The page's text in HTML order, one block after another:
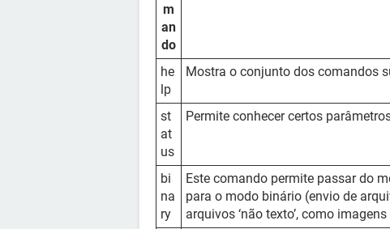
m
an
do
he
lp
Mostra o conjunto dos comandos
st
at
us
Permite conhecer certos
bi
na
ry
Este comando permite passar do
para o modo binário (envio de
arquivos ‘não texto’, como